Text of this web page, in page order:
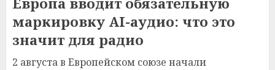
маркировку AI-аудио: что это
значит для радио
2 августа в Европейском союзе начали